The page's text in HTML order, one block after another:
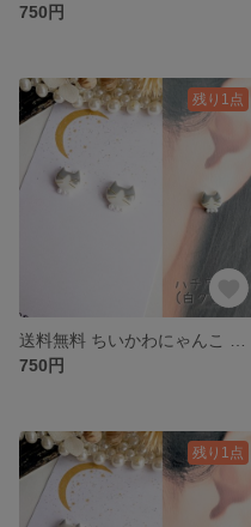
750円
残り1点
750円
残り1点